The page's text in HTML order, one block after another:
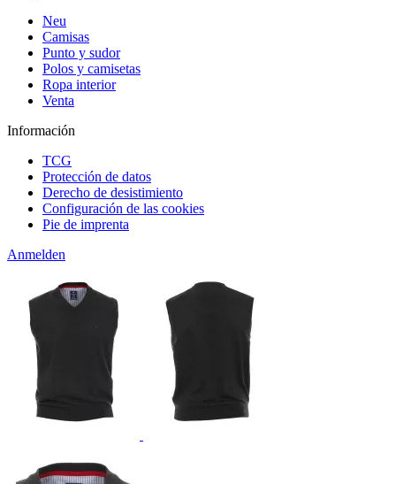
Neu
Camisas
Punto y sudor
Polos y camisetas
Ropa interior
Venta
Información
TCG
Protección de datos
Derecho de desistimiento
Configuración de las cookies
Pie de imprenta
Anmelden